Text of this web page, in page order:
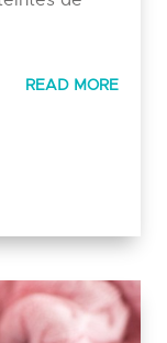
READ MORE